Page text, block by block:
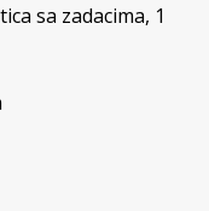
sa zadacima, 1